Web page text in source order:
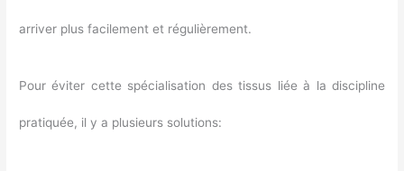
arriver plus facilement et régulièrement.
Pour éviter cette spécialisation des tissus liée à la discipline
pratiquée, il y a plusieurs solutions: